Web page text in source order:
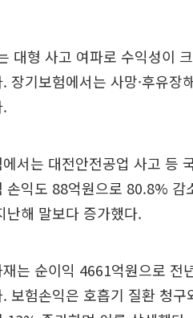
대형 사고 여파로 수익성이
장기보험에서는 사망·후유
서는 대전안전공업 사고 등
손익도 88억원으로 80.8% 감
난해 말보다 증가했다.
는 순이익 4661억원으로
보험손익은 호흡기 질환 청